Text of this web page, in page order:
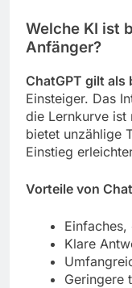
Welche KI ist
Anfänger?
ChatGPT gilt
Einsteiger. Das
die Lernkurve ist
bietet unzählige
Einstieg
Vorteile von
Klare
Geringere